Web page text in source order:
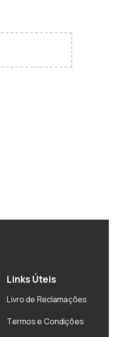
Links Úteis
Livro de Reclamações
Termos e Condições